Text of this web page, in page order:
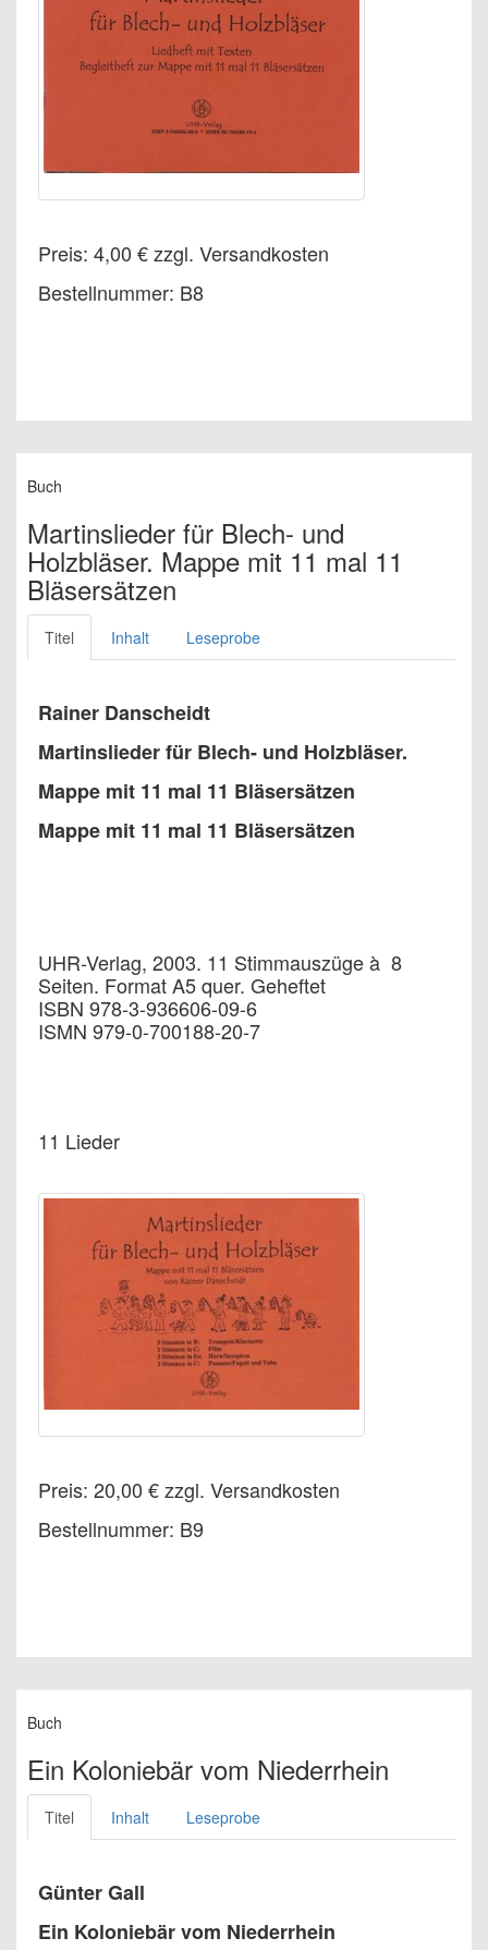
Preis: 4,00 € zzgl. Versandkosten
Bestellnummer: B8
Buch
Martinslieder für Blech- und
Holzbläser. Mappe mit 11 mal 11
Bläsersätzen
Titel Inhalt Leseprobe
Rainer Danscheidt
Martinslieder für Blech- und Holzbläser.
Mappe mit 11 mal 11 Bläsersätzen
Mappe mit 11 mal 11 Bläsersätzen
UHR-Verlag, 2003. 11 Stimmauszüge à 8
Seiten. Format A5 quer. Geheftet
ISBN 978-3-936606-09-6
ISMN 979-0-700188-20-7
11 Lieder
Preis: 20,00 € zzgl. Versandkosten
Bestellnummer: B9
Buch
Ein Koloniebär vom Niederrhein
Titel Inhalt Leseprobe
Günter Gall
Ein Koloniebär vom Niederrhein